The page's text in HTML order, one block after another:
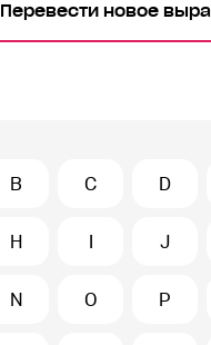
Перевести новое
B C D
H I J
N O P